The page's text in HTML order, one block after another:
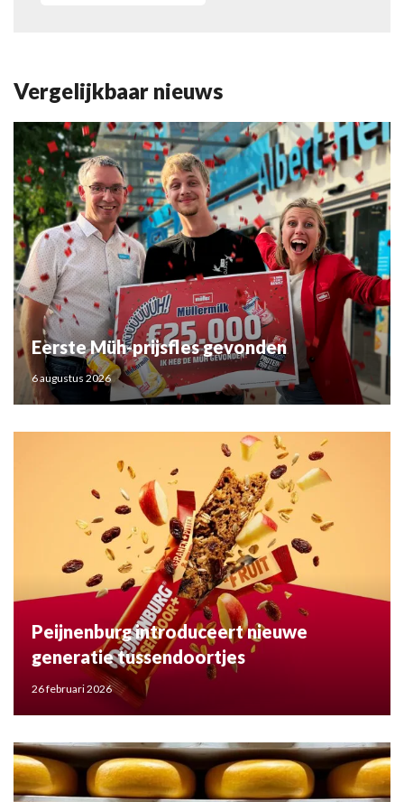
Vergelijkbaar nieuws
Eerste Müh-prijsfles gevonden
6 augustus 2026
Peijnenburg introduceert nieuwe
generatie tussendoortjes
26 februari 2026